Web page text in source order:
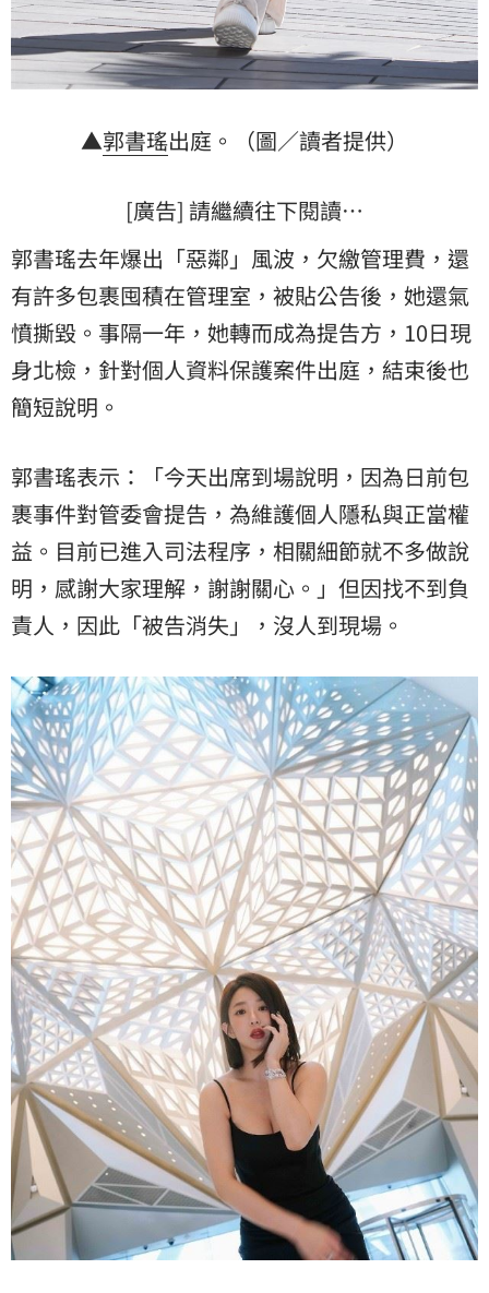
▲郭書瑤出庭。（圖／讀者提供）
[廣告] 請繼續往下閱讀…
郭書瑤去年爆出「惡鄰」風波，欠繳管理費，還
有許多包裹囤積在管理室，被貼公告後，她還氣
憤撕毀。事隔一年，她轉而成為提告方，10日現
身北檢，針對個人資料保護案件出庭，結束後也
簡短說明。
郭書瑤表示：「今天出席到場說明，因為日前包
裹事件對管委會提告，為維護個人隱私與正當權
益。目前已進入司法程序，相關細節就不多做說
明，感謝大家理解，謝謝關心。」但因找不到負
責人，因此「被告消失」，沒人到現場。